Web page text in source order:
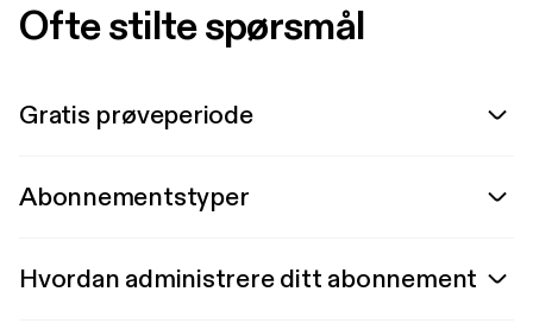
Ofte stilte spørsmål
Gratis prøveperiode
Abonnementstyper
Hvordan administrere ditt abonnement